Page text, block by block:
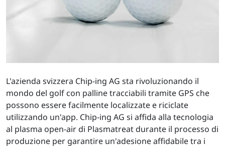
L'azienda svizzera Chip-ing AG sta rivoluzionando il
mondo del golf con palline tracciabili tramite GPS che
possono essere facilmente localizzate e riciclate
utilizzando un'app. Chip-ing AG si affida alla tecnologia
al plasma open-air di Plasmatreat durante il processo di
produzione per garantire un'adesione affidabile tra i